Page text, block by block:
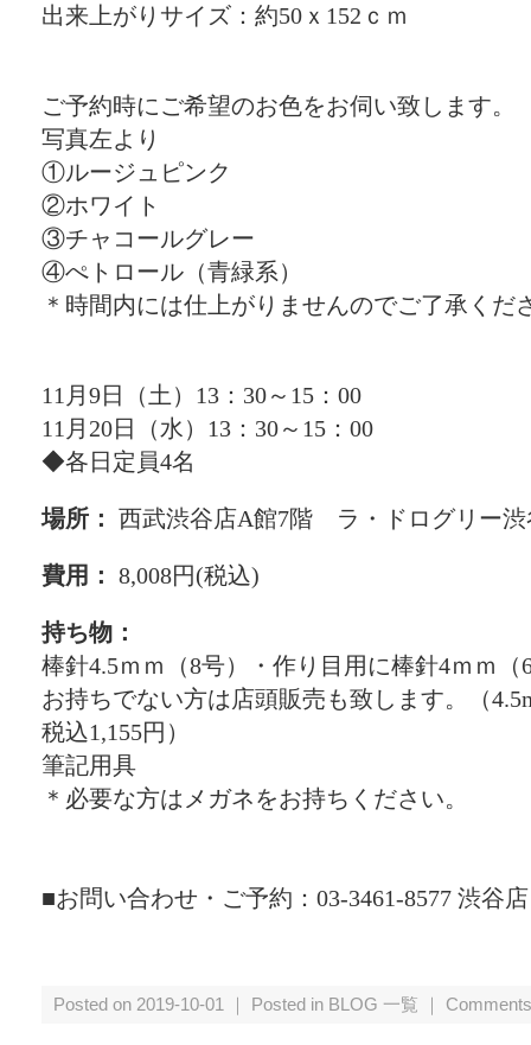
出来上がりサイズ：約50ｘ152ｃｍ
ご予約時にご希望のお色をお伺い致します。
写真左より
①ルージュピンク
②ホワイト
③チャコールグレー
④ぺトロール（青緑系）
＊時間内には仕上がりませんのでご了承くだ
11月9日（土）13：30～15：00
11月20日（水）13：30～15：00
◆各日定員4名
場所： 西武渋谷店A館7階 ラ・ドログリー渋
費用： 8,008円(税込)
持ち物：
棒針4.5ｍｍ（8号）・作り目用に棒針4ｍｍ（
お持ちでない方は店頭販売も致します。（
税込1,155円）
筆記用具
＊必要な方はメガネをお持ちください。
■お問い合わせ・ご予約：03-3461-8577 渋谷店
Posted on 2019-10-01 ｜ Posted in BLOG 一覧 ｜